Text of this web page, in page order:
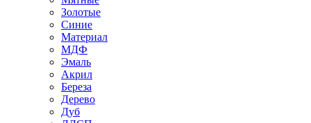
Золотые
Синие
Материал
МДФ
Эмаль
Акрил
Береза
Дерево
Дуб